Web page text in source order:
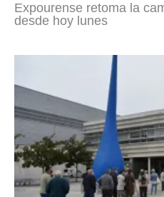
Expourense retoma la
desde hoy lunes